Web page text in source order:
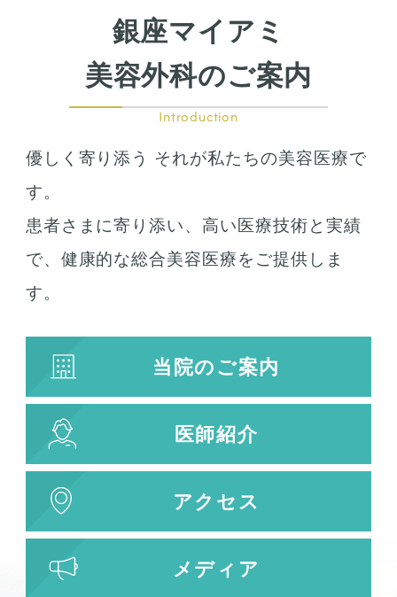
銀座マイアミ
美容外科のご案内
Introduction
優しく寄り添う それが私たちの美容医療で
す。
患者さまに寄り添い、高い医療技術と実績
で、健康的な総合美容医療をご提供しま
す。
当院のご案内
医師紹介
アクセス
メディア